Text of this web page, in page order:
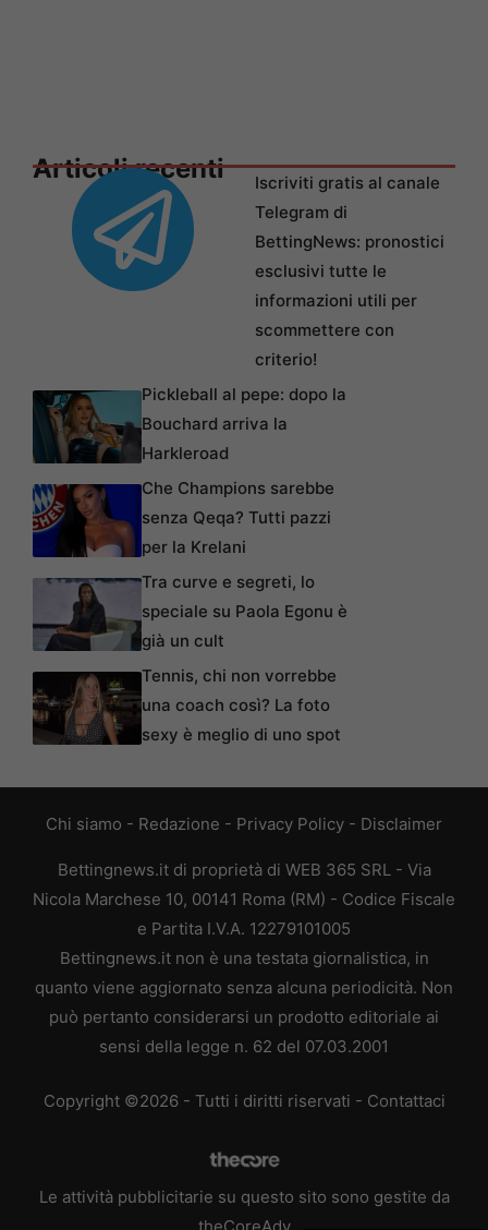
Articoli recenti
Iscriviti gratis al canale
Telegram di
BettingNews: pronostici
esclusivi tutte le
informazioni utili per
scommettere con
criterio!
Pickleball al pepe: dopo la
Bouchard arriva la
Harkleroad
Che Champions sarebbe
senza Qeqa? Tutti pazzi
per la Krelani
Tra curve e segreti, lo
speciale su Paola Egonu è
già un cult
Tennis, chi non vorrebbe
una coach così? La foto
sexy è meglio di uno spot
Chi siamo - Redazione - Privacy Policy - Disclaimer
Bettingnews.it di proprietà di WEB 365 SRL - Via
Nicola Marchese 10, 00141 Roma (RM) - Codice Fiscale
e Partita I.V.A. 12279101005
Bettingnews.it non è una testata giornalistica, in
quanto viene aggiornato senza alcuna periodicità. Non
può pertanto considerarsi un prodotto editoriale ai
sensi della legge n. 62 del 07.03.2001
Copyright ©2026 - Tutti i diritti riservati - Contattaci
Le attività pubblicitarie su questo sito sono gestite da